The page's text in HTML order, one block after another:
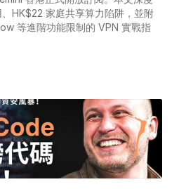
HK$22 家庭共享算力陷阱，並附
等進階功能限制的 VPN 實戰指